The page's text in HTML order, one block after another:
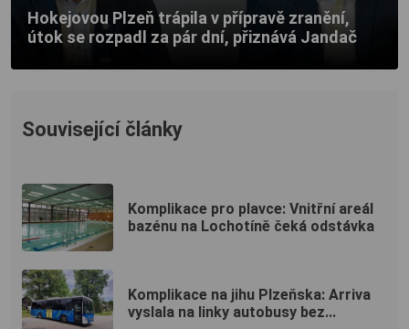
Hokejovou Plzeň trápila v přípravě zranění,
útok se rozpadl za pár dní, přiznává Jandač
Související články
Komplikace pro plavce: Vnitřní areál
bazénu na Lochotíně čeká odstávka
Komplikace na jihu Plzeňska: Arriva
vyslala na linky autobusy bez...